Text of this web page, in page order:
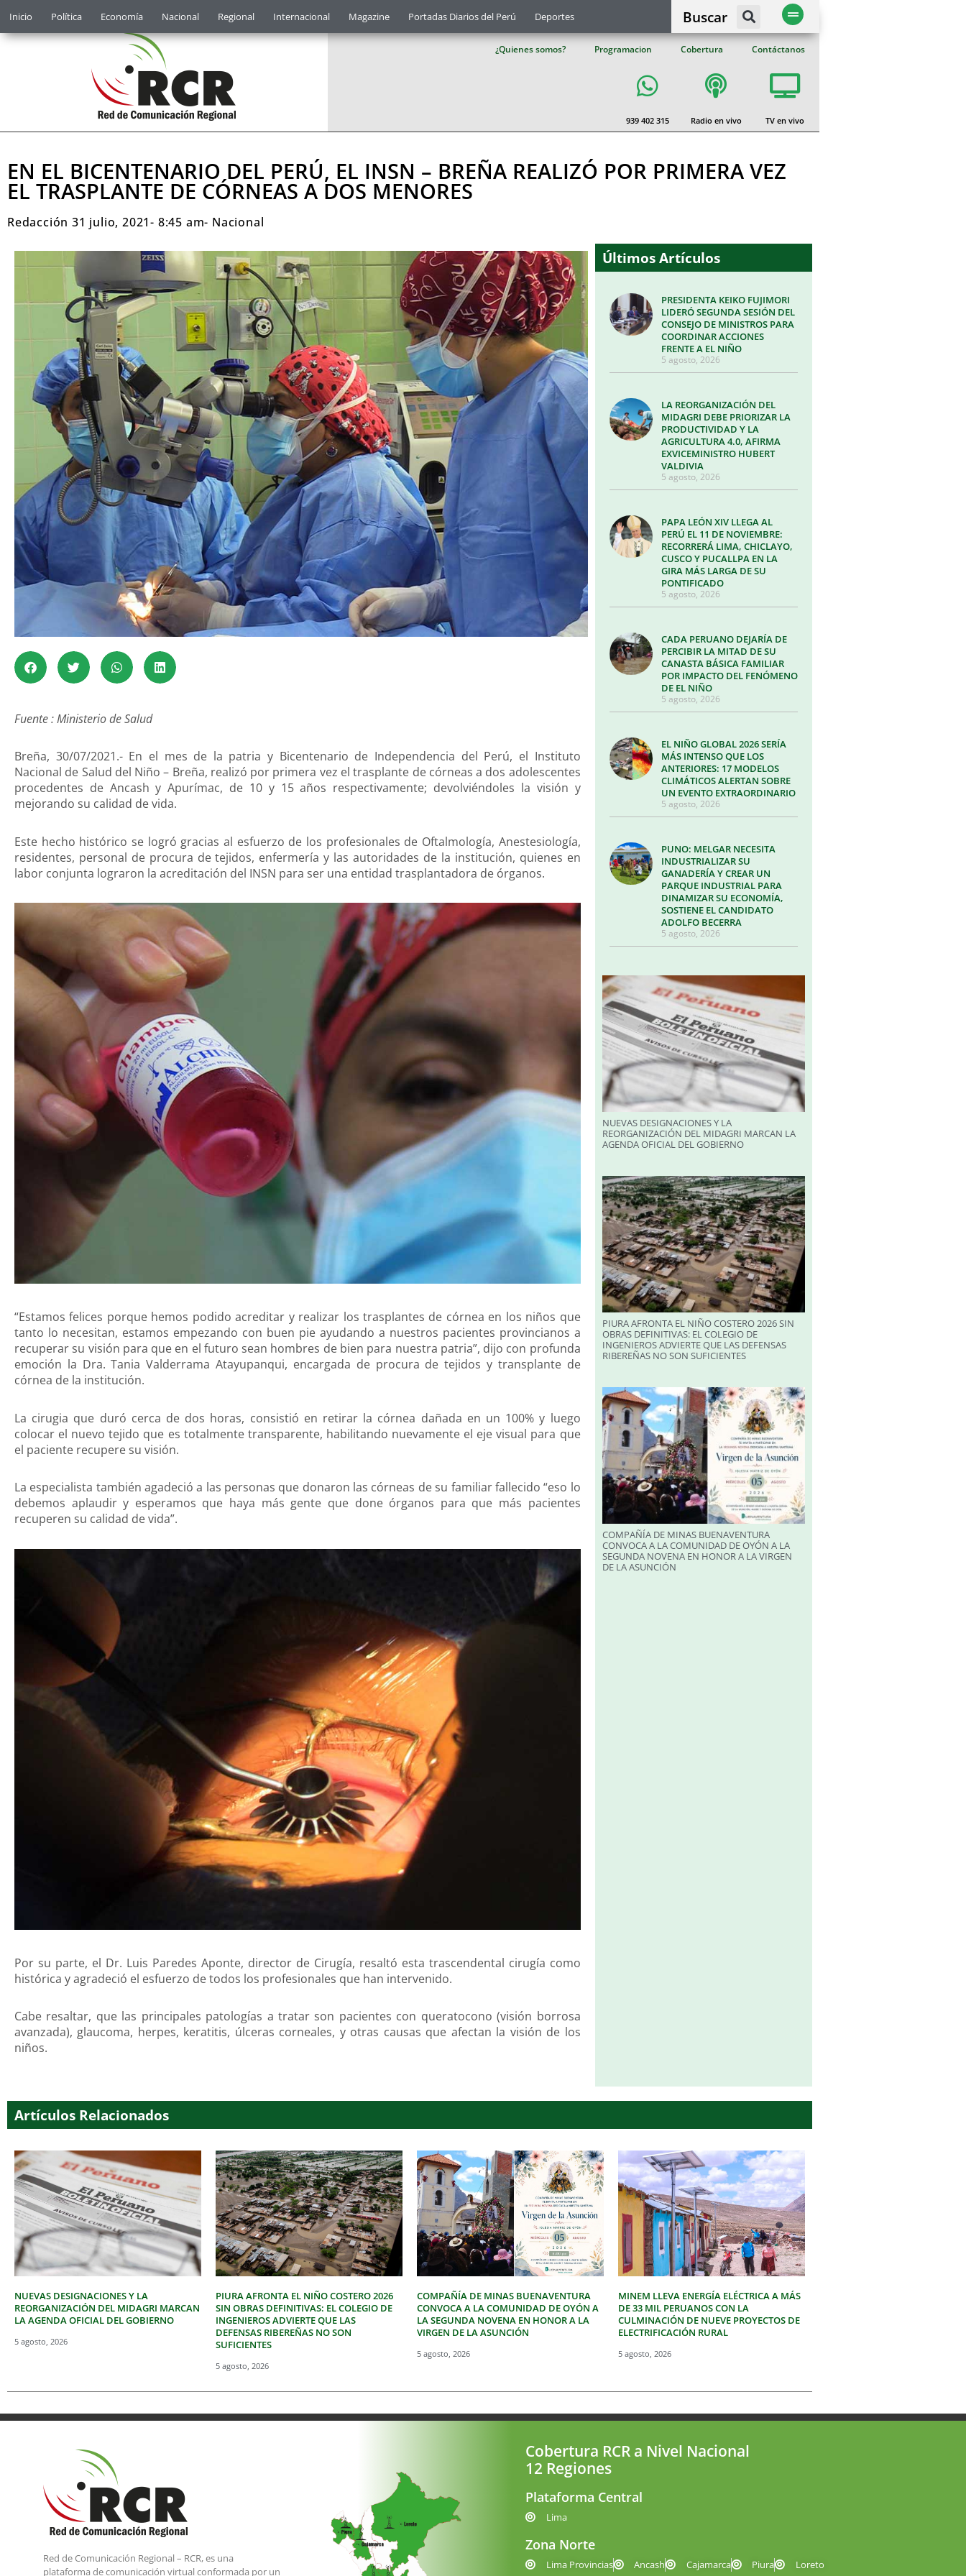
Inicio Política Economía Nacional Regional Internacional Magazine Portadas Diarios del Perú Deportes Buscar
¿Quienes somos? Programacion Cobertura Contáctanos
939 402 315 Radio en vivo TV en vivo
EN EL BICENTENARIO DEL PERÚ, EL INSN – BREÑA REALIZÓ POR PRIMERA VEZ
EL TRASPLANTE DE CÓRNEAS A DOS MENORES
Redacción 31 julio, 2021- 8:45 am- Nacional
Fuente : Ministerio de Salud
Breña, 30/07/2021.- En el mes de la patria y Bicentenario de Independencia del Perú, el Instituto
Nacional de Salud del Niño – Breña, realizó por primera vez el trasplante de córneas a dos adolescentes
procedentes de Ancash y Apurímac, de 10 y 15 años respectivamente; devolviéndoles la visión y
mejorando su calidad de vida.
Este hecho histórico se logró gracias al esfuerzo de los profesionales de Oftalmología, Anestesiología,
residentes, personal de procura de tejidos, enfermería y las autoridades de la institución, quienes en
labor conjunta lograron la acreditación del INSN para ser una entidad trasplantadora de órganos.
“Estamos felices porque hemos podido acreditar y realizar los trasplantes de córnea en los niños que
tanto lo necesitan, estamos empezando con buen pie ayudando a nuestros pacientes provincianos a
recuperar su visión para que en el futuro sean hombres de bien para nuestra patria”, dijo con profunda
emoción la Dra. Tania Valderrama Atayupanqui, encargada de procura de tejidos y transplante de
córnea de la institución.
La cirugia que duró cerca de dos horas, consistió en retirar la córnea dañada en un 100% y luego
colocar el nuevo tejido que es totalmente transparente, habilitando nuevamente el eje visual para que
el paciente recupere su visión.
La especialista también agadeció a las personas que donaron las córneas de su familiar fallecido “eso lo
debemos aplaudir y esperamos que haya más gente que done órganos para que más pacientes
recuperen su calidad de vida”.
Por su parte, el Dr. Luis Paredes Aponte, director de Cirugía, resaltó esta trascendental cirugía como
histórica y agradeció el esfuerzo de todos los profesionales que han intervenido.
Cabe resaltar, que las principales patologías a tratar son pacientes con queratocono (visión borrosa
avanzada), glaucoma, herpes, keratitis, úlceras corneales, y otras causas que afectan la visión de los
niños.
Últimos Artículos
PRESIDENTA KEIKO FUJIMORI
LIDERÓ SEGUNDA SESIÓN DEL
CONSEJO DE MINISTROS PARA
COORDINAR ACCIONES
FRENTE A EL NIÑO
5 agosto, 2026
LA REORGANIZACIÓN DEL
MIDAGRI DEBE PRIORIZAR LA
PRODUCTIVIDAD Y LA
AGRICULTURA 4.0, AFIRMA
EXVICEMINISTRO HUBERT
VALDIVIA
5 agosto, 2026
PAPA LEÓN XIV LLEGA AL
PERÚ EL 11 DE NOVIEMBRE:
RECORRERÁ LIMA, CHICLAYO,
CUSCO Y PUCALLPA EN LA
GIRA MÁS LARGA DE SU
PONTIFICADO
5 agosto, 2026
CADA PERUANO DEJARÍA DE
PERCIBIR LA MITAD DE SU
CANASTA BÁSICA FAMILIAR
POR IMPACTO DEL FENÓMENO
DE EL NIÑO
5 agosto, 2026
EL NIÑO GLOBAL 2026 SERÍA
MÁS INTENSO QUE LOS
ANTERIORES: 17 MODELOS
CLIMÁTICOS ALERTAN SOBRE
UN EVENTO EXTRAORDINARIO
5 agosto, 2026
PUNO: MELGAR NECESITA
INDUSTRIALIZAR SU
GANADERÍA Y CREAR UN
PARQUE INDUSTRIAL PARA
DINAMIZAR SU ECONOMÍA,
SOSTIENE EL CANDIDATO
ADOLFO BECERRA
5 agosto, 2026
NUEVAS DESIGNACIONES Y LA
REORGANIZACIÓN DEL MIDAGRI MARCAN LA
AGENDA OFICIAL DEL GOBIERNO
PIURA AFRONTA EL NIÑO COSTERO 2026 SIN
OBRAS DEFINITIVAS: EL COLEGIO DE
INGENIEROS ADVIERTE QUE LAS DEFENSAS
RIBEREÑAS NO SON SUFICIENTES
COMPAÑÍA DE MINAS BUENAVENTURA
CONVOCA A LA COMUNIDAD DE OYÓN A LA
SEGUNDA NOVENA EN HONOR A LA VIRGEN
DE LA ASUNCIÓN
Artículos Relacionados
NUEVAS DESIGNACIONES Y LA
REORGANIZACIÓN DEL MIDAGRI MARCAN
LA AGENDA OFICIAL DEL GOBIERNO
5 agosto, 2026
PIURA AFRONTA EL NIÑO COSTERO 2026
SIN OBRAS DEFINITIVAS: EL COLEGIO DE
INGENIEROS ADVIERTE QUE LAS
DEFENSAS RIBEREÑAS NO SON
SUFICIENTES
5 agosto, 2026
COMPAÑÍA DE MINAS BUENAVENTURA
CONVOCA A LA COMUNIDAD DE OYÓN A
LA SEGUNDA NOVENA EN HONOR A LA
VIRGEN DE LA ASUNCIÓN
5 agosto, 2026
MINEM LLEVA ENERGÍA ELÉCTRICA A MÁS
DE 33 MIL PERUANOS CON LA
CULMINACIÓN DE NUEVE PROYECTOS DE
ELECTRIFICACIÓN RURAL
5 agosto, 2026
Red de Comunicación Regional – RCR, es una
plataforma de comunicación virtual conformada por un
Cobertura RCR a Nivel Nacional
12 Regiones
Plataforma Central
Lima
Zona Norte
Lima Provincias Ancash Cajamarca Piura Loreto